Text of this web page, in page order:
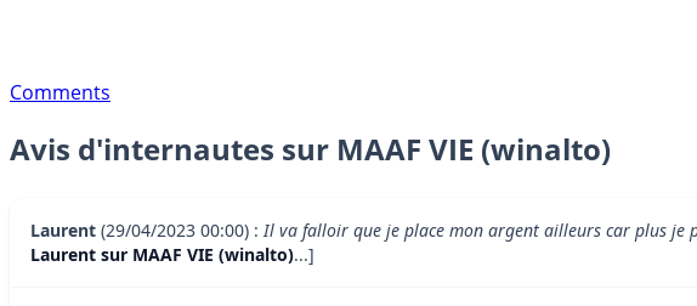
Comments
Avis d'internautes sur MAAF VIE (winalto)
Laurent (29/04/2023 00:00) :Il va falloir que je place mon argent ailleurs car plus je
Laurent sur MAAF VIE (winalto)...]